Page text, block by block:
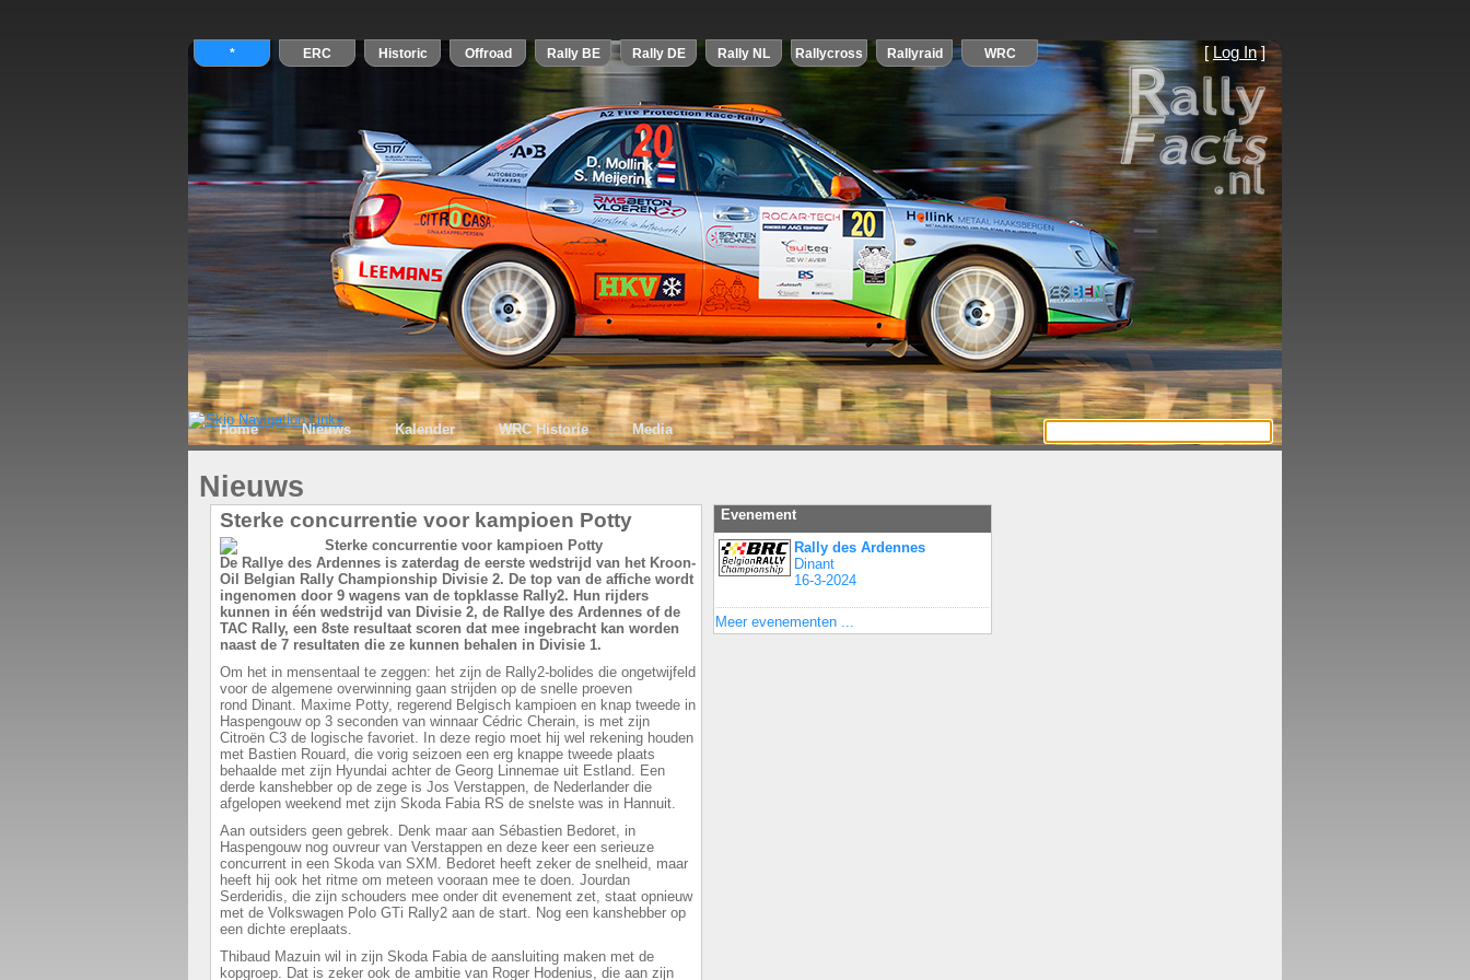
[ Log In]
Home Nieuws Kalender WRC Historie Media
Nieuws
Sterke concurrentie voor kampioen Potty
De Rallye des Ardennes is zaterdag de eerste wedstrijd van het Kroon-
Oil Belgian Rally Championship Divisie 2. De top van de affiche wordt
ingenomen door 9 wagens van de topklasse Rally2. Hun rijders
kunnen in één wedstrijd van Divisie 2, de Rallye des Ardennes of de
TAC Rally, een 8ste resultaat scoren dat mee ingebracht kan worden
naast de 7 resultaten die ze kunnen behalen in Divisie 1.
Om het in mensentaal te zeggen: het zijn de Rally2-bolides die ongetwijfeld
voor de algemene overwinning gaan strijden op de snelle proeven
rond Dinant. Maxime Potty, regerend Belgisch kampioen en knap tweede in
Haspengouw op 3 seconden van winnaar Cédric Cherain, is met zijn
Citroën C3 de logische favoriet. In deze regio moet hij wel rekening houden
met Bastien Rouard, die vorig seizoen een erg knappe tweede plaats
behaalde met zijn Hyundai achter de Georg Linnemae uit Estland. Een
derde kanshebber op de zege is Jos Verstappen, de Nederlander die
afgelopen weekend met zijn Skoda Fabia RS de snelste was in Hannuit.
Aan outsiders geen gebrek. Denk maar aan Sébastien Bedoret, in
Haspengouw nog ouvreur van Verstappen en deze keer een serieuze
concurrent in een Skoda van SXM. Bedoret heeft zeker de snelheid, maar
heeft hij ook het ritme om meteen vooraan mee te doen. Jourdan
Serderidis, die zijn schouders mee onder dit evenement zet, staat opnieuw
met de Volkswagen Polo GTi Rally2 aan de start. Nog een kanshebber op
een dichte ereplaats.
Thibaud Mazuin wil in zijn Skoda Fabia de aansluiting maken met de
kopgroep. Dat is zeker ook de ambitie van Roger Hodenius, die aan zijn
Evenement
Rally des Ardennes
Dinant
16-3-2024
Meer evenementen ...